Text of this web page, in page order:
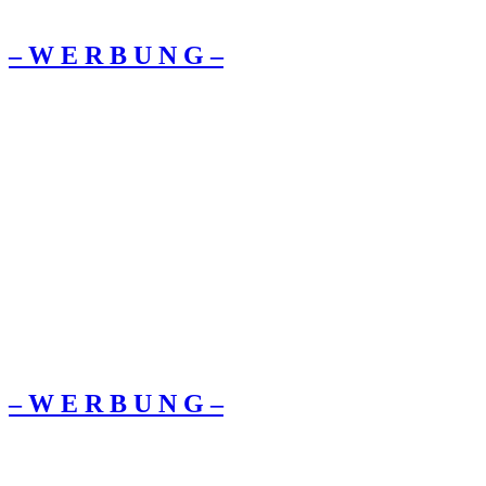
– W Ε R Β U Ν G –
– W Ε R Β U Ν G –